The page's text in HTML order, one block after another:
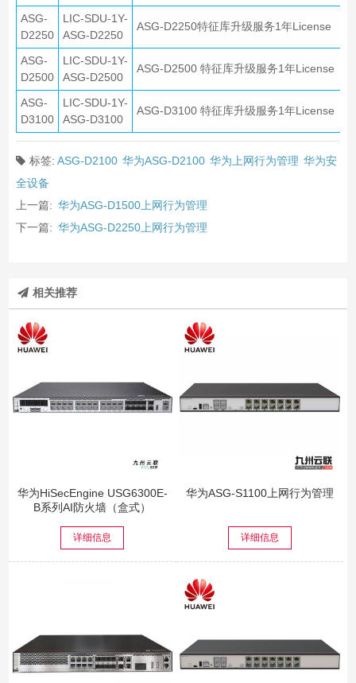
ASG-
D2250
LIC-SDU-1Y-
ASG-D2250
ASG-D2250特征库升级服务1年License
ASG-
D2500
LIC-SDU-1Y-
ASG-D2500
ASG-D2500 特征库升级服务1年License
ASG-
D3100
LIC-SDU-1Y-
ASG-D3100
ASG-D3100 特征库升级服务1年License
标签: ASG-D2100 华为ASG-D2100 华为上网行为管理 华为安
全设备
上一篇: 华为ASG-D1500上网行为管理
下一篇: 华为ASG-D2250上网行为管理
相关推荐
华为HiSecEngine USG6300E-
B系列AI防火墙（盒式）
详细信息
华为ASG-S1100上网行为管理
详细信息